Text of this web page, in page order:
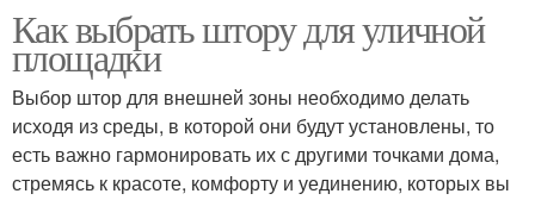
Как выбрать штору для уличной
площадки
Выбор штор для внешней зоны необходимо делать
исходя из среды, в которой они будут установлены, то
есть важно гармонировать их с другими точками дома,
стремясь к красоте, комфорту и уединению, которых вы